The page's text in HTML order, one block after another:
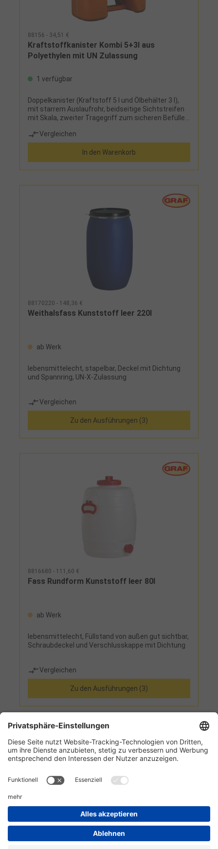
88156 - 34,51 €
Kraftstoffkanister Kombi 5+3l aus
Polyethylen mit UN Zulassung
1 verfügbar
Doppelkanister (Kraftstoff 5 l und Ölbehälter 3 l),
mit starrem Auslaufrohr, beidseitige Sichtstreifen
mit Skala, zweiter Tragegriff zum sicheren Befüllen,
Vergleichen
In den Warenkorb
88170220 - 148,36 €
Weithalsfass Kunststoff leer 220l
ab Werk
lebensmittelecht, stapelbar, Deckel mit Dichtung
und Spannring, UN-X-Zulassung
Vergleichen
Zu den Ausführungen (3)
8816680 - 111,60 €
Fass Rundform Kunststoff leer 80l
ab Werk
lebensmittelecht, Füllstand von außen gut sichtbar,
Schraubdeckel und Verschlusskappe mit Dichtung
Vergleichen
Zu den Ausführungen (3)
1 2
Informationen
Kundenservice